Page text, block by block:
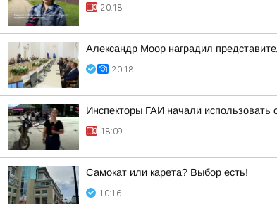
20:18
Александр Моор наградил
20:18
Инспекторы ГАИ начали использовать
18:09
Самокат или карета? Выбор есть!
10:16